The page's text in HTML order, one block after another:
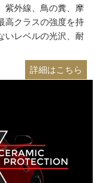
紫外線、鳥の糞、摩
高クラスの強度を持
いレベルの光沢、耐
詳細はこちら